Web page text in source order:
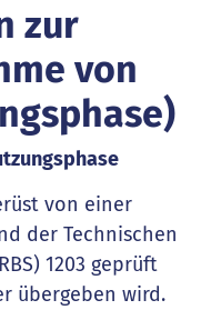
zur
von
von einer
der Technischen
1203 geprüft
übergeben wird.